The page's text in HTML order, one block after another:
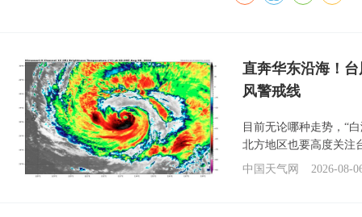
直奔华东沿海！
风警戒线
目前无论哪种走势，“
北方地区也要高度关注
中国天气网
2026-08-